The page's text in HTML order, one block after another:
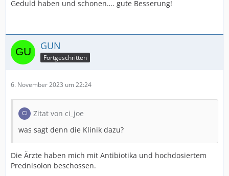
Geduld haben und schonen…. gute Besserung!
GUN
Fortgeschritten
6. November 2023 um 22:24
Zitat von ci_joe
was sagt denn die Klinik dazu?
Die Ärzte haben mich mit Antibiotika und hochdosiertem
Prednisolon beschossen.